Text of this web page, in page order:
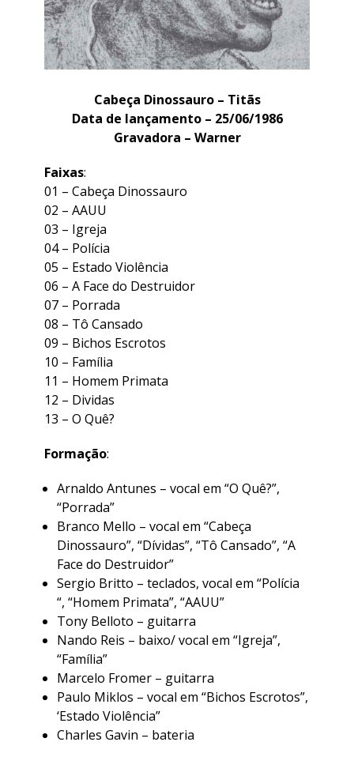
Cabeça Dinossauro – Titãs
Data de lançamento – 25/06/1986
Gravadora – Warner
Faixas:
01 – Cabeça Dinossauro
02 – AAUU
03 – Igreja
04 – Polícia
05 – Estado Violência
06 – A Face do Destruidor
07 – Porrada
08 – Tô Cansado
09 – Bichos Escrotos
10 – Família
11 – Homem Primata
12 – Dividas
13 – O Quê?
Formação:
Arnaldo Antunes – vocal em “O Quê?”,
“Porrada”
Branco Mello – vocal em “Cabeça
Dinossauro”, “Dívidas”, “Tô Cansado”, “A
Face do Destruidor”
Sergio Britto – teclados, vocal em “Polícia
“, “Homem Primata”, “AAUU”
Tony Belloto – guitarra
Nando Reis – baixo/ vocal em “Igreja”,
“Família”
Marcelo Fromer – guitarra
Paulo Miklos – vocal em “Bichos Escrotos”,
‘Estado Violência”
Charles Gavin – bateria